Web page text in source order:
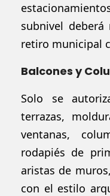
subnivel deberá
retiro municipal
Balcones y
Solo se
terrazas,
ventanas,
rodapiés de
aristas de
con el estilo